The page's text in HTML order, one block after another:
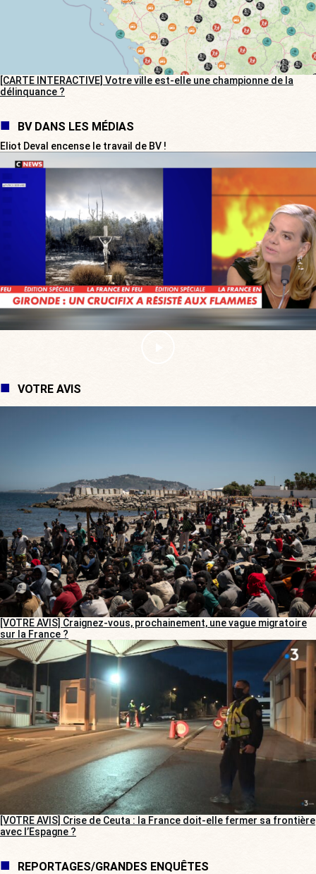
[CARTE INTERACTIVE] Votre ville est-elle une championne de la
délinquance ?
BV DANS LES MÉDIAS
Eliot Deval encense le travail de BV !
VOTRE AVIS
[VOTRE AVIS] Craignez-vous, prochainement, une vague migratoire
sur la France ?
[VOTRE AVIS] Crise de Ceuta : la France doit-elle fermer sa frontière
avec l’Espagne ?
REPORTAGES/GRANDES ENQUÊTES